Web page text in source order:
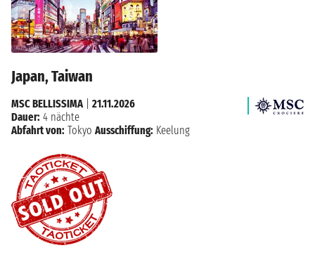
Japan, Taiwan
MSC BELLISSIMA
21.11.2026
Dauer: 4 nächte
Abfahrt von: Tokyo Ausschiffung: Keelung